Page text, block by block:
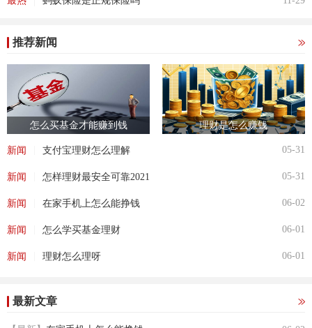
推荐新闻
怎么买基金才能赚到钱 理财是怎么赚钱
新闻 支付宝理财怎么理解 05-31
新闻 怎样理财最安全可靠2021 05-31
新闻 在家手机上怎么能挣钱 06-02
新闻 怎么学买基金理财 06-01
新闻 理财怎么理呀 06-01
最新文章